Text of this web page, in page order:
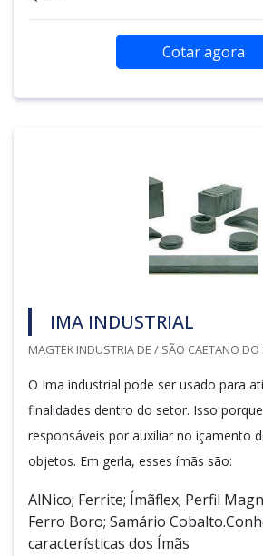
Cotar agora
IMA INDUSTRIAL
MAGTEK INDUSTRIA DE / SÃO CAETANO DO
O Ima industrial pode ser usado para
finalidades dentro do setor. Isso
responsáveis por auxiliar no içamento
objetos. Em gerla, esses ímãs são:
AlNico; Ferrite; Ímãflex; Perfil
Ferro Boro; Samário
características dos Ímãs